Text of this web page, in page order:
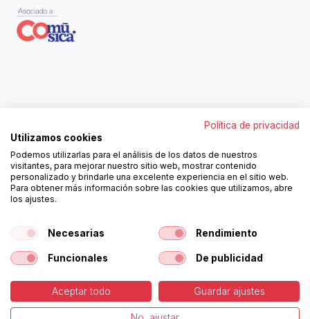
962250313
ortola@ortola-sa.es
Av. d'Albaida, s/n
46840 La Pobla del Duc (Valencia)
Follow us!
Copyright © Ortolá, S.A. -Cookies Policy -Legal
Política de privacidad
Utilizamos cookies
Podemos utilizarlas para el análisis de los datos de nuestros
visitantes, para mejorar nuestro sitio web, mostrar contenido
personalizado y brindarle una excelente experiencia en el sitio web.
Para obtener más información sobre las cookies que utilizamos, abre
los ajustes.
Necesarias Rendimiento
Funcionales De publicidad
Aceptar todo Guardar ajustes